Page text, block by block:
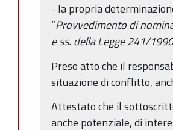
- la propria
“Provvedimento di
e ss. della Legge 241/
Preso atto che il
situazione di conflitto,
Attestato che il
anche potenziale, di